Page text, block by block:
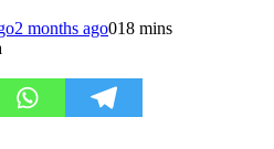
2 months ago018 mins